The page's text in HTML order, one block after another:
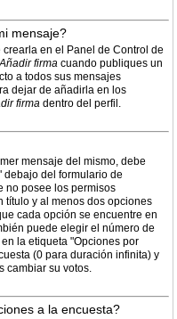
mensaje?
en el Panel de Control de
Añadir firma cuando publiques un
a todos sus mensajes
dejar de añadirla en los
firma dentro del perfil.
mensaje del mismo, debe
debajo del formulario de
no posee los permisos
título y al menos dos opciones
cada opción se encuentre en
puede elegir el número de
la etiqueta "Opciones por
(0 para duración infinita) y
cambiar su votos.
a la encuesta?